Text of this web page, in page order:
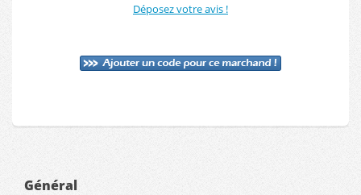
Déposez votre avis !
Général